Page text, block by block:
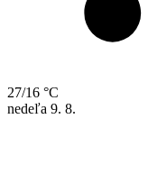
27/16 °C
nedeľa 9. 8.